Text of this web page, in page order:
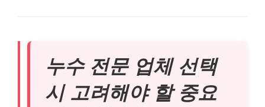
누수 전문 업체 선택
시 고려해야 할 중요